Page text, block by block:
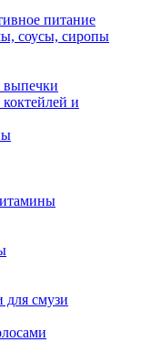
питание
соусы, сиропы
выпечки
и
для смузи